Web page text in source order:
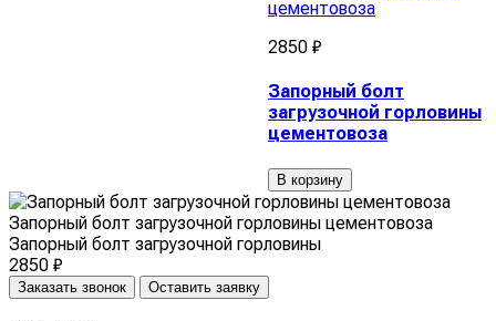
2850 ₽
Запорный болт
загрузочной горловины
цементовоза
В корзину
Запорный болт загрузочной горловины цементовоза
Запорный болт загрузочной горловины
2850 ₽
Заказать звонок Оставить заявку